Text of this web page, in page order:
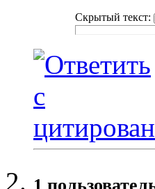
Скрытый текст: